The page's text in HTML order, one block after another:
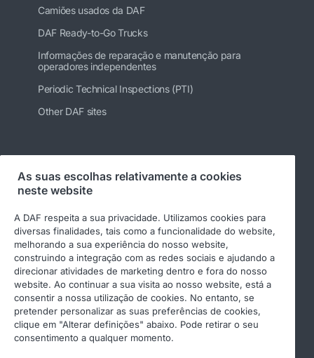
Camiões usados da DAF
DAF Ready-to-Go Trucks
Informações de reparação e manutenção para
operadores independentes
Periodic Technical Inspections (PTI)
Other DAF sites
Siga-nos
© 2026 DAF
Aviso legal
Declaração de privacidade
As suas escolhas relativamente a cookies
neste website
A DAF respeita a sua privacidade. Utilizamos cookies para
diversas finalidades, tais como a funcionalidade do website,
melhorando a sua experiência do nosso website,
construindo a integração com as redes sociais e ajudando a
direcionar atividades de marketing dentro e fora do nosso
website. Ao continuar a sua visita ao nosso website, está a
consentir a nossa utilização de cookies. No entanto, se
pretender personalizar as suas preferências de cookies,
clique em "Alterar definições" abaixo. Pode retirar o seu
consentimento a qualquer momento.